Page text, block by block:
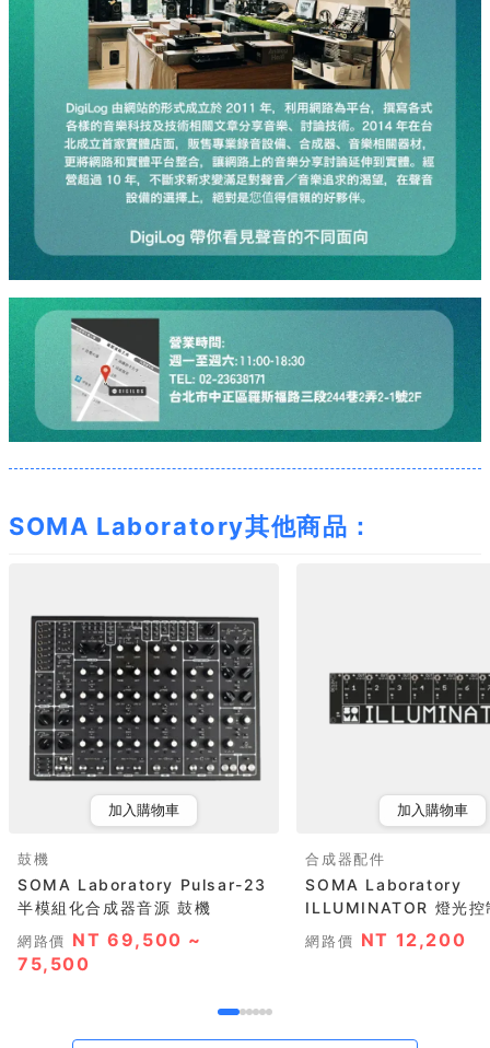
SOMA Laboratory其他商品：
加入購物車
鼓機
SOMA Laboratory Pulsar-23
半模組化合成器音源 鼓機
網路價 NT 69,500 ~
75,500
加入購物車
合成器配件
SOMA Laboratory
ILLUMINATOR 燈光
網路價 NT 12,200